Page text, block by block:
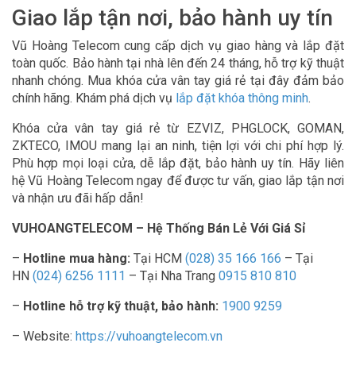
Giao lắp tận nơi, bảo hành uy tín
Vũ Hoàng Telecom cung cấp dịch vụ giao hàng và lắp đặt
toàn quốc. Bảo hành tại nhà lên đến 24 tháng, hỗ trợ kỹ thuật
nhanh chóng. Mua khóa cửa vân tay giá rẻ tại đây đảm bảo
chính hãng. Khám phá dịch vụ lắp đặt khóa thông minh.
Khóa cửa vân tay giá rẻ từ EZVIZ, PHGLOCK, GOMAN,
ZKTECO, IMOU mang lại an ninh, tiện lợi với chi phí hợp lý.
Phù hợp mọi loại cửa, dễ lắp đặt, bảo hành uy tín. Hãy liên
hệ Vũ Hoàng Telecom ngay để được tư vấn, giao lắp tận nơi
và nhận ưu đãi hấp dẫn!
VUHOANGTELECOM – Hệ Thống Bán Lẻ Với Giá Sỉ
– Hotline mua hàng: Tại HCM (028) 35 166 166 – Tại
HN (024) 6256 1111 – Tại Nha Trang 0915 810 810
– Hotline hỗ trợ kỹ thuật, bảo hành: 1900 9259
– Website: https://vuhoangtelecom.vn